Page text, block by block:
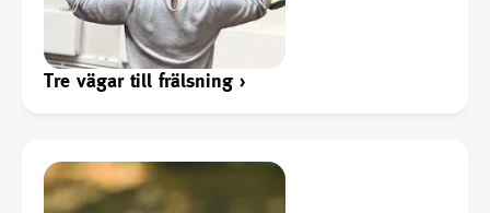
Tre vägar till frälsning ›